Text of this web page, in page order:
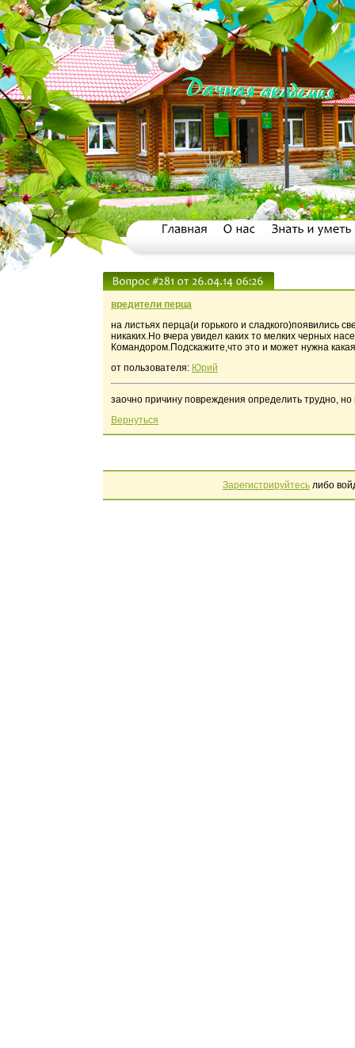
вредители перца
на листьях перца(и горького и
никаких.Но вчера увидел каких то мелких черных
Командором.Подскажите,что это и может нужна
от пользователя: Юрий
заочно причину повреждения определить трудно,
Вернуться
Зарегистрируйтесь либо